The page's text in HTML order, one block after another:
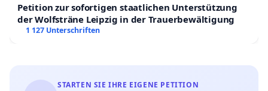
Petition zur sofortigen staatlichen Unterstützung
der Wolfsträne Leipzig in der Trauerbewältigung
1 127 Unterschriften
STARTEN SIE IHRE EIGENE PETITION